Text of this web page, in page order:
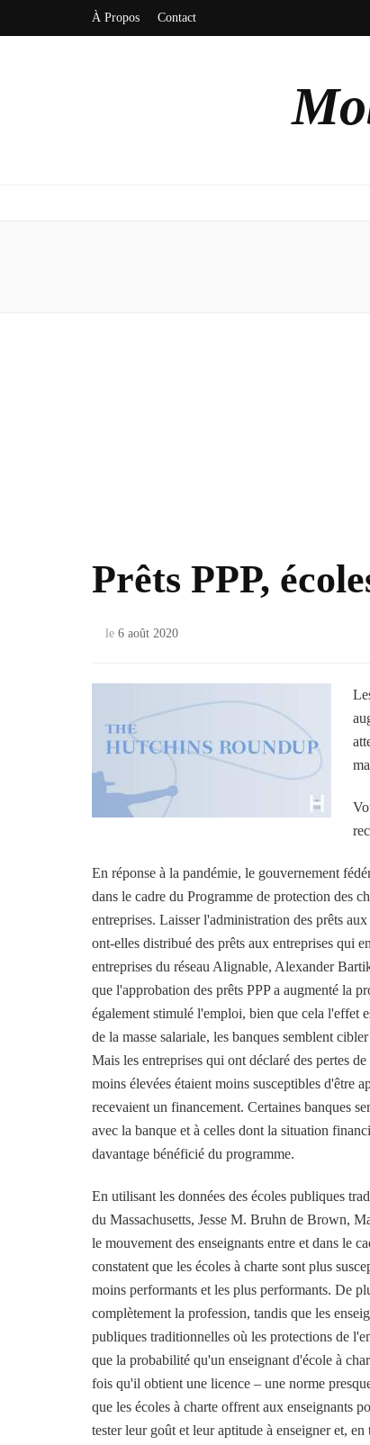
À Propos Contact
Prêts PPP,
le 6 août 2020
En réponse à la pandémie, le gouvernement
dans le cadre du Programme de protection des
entreprises. Laisser l'administration des prêts
ont-elles distribué des prêts aux entreprises qui
entreprises du réseau Alignable, Alexander
que l'approbation des prêts PPP a augmenté la
également stimulé l'emploi, bien que cela l'effet
de la masse salariale, les banques semblent
Mais les entreprises qui ont déclaré des pertes
moins élevées étaient moins susceptibles d'être
recevaient un financement. Certaines banques
avec la banque et à celles dont la situation
davantage bénéficié du programme.
En utilisant les données des écoles publiques
du Massachusetts, Jesse M. Bruhn de Brown,
le mouvement des enseignants entre et dans le
constatent que les écoles à charte sont plus
moins performants et les plus performants. De
complètement la profession, tandis que les
publiques traditionnelles où les protections de
que la probabilité qu'un enseignant d'école à
fois qu'il obtient une licence – une norme
que les écoles à charte offrent aux enseignants
tester leur goût et leur aptitude à enseigner et,